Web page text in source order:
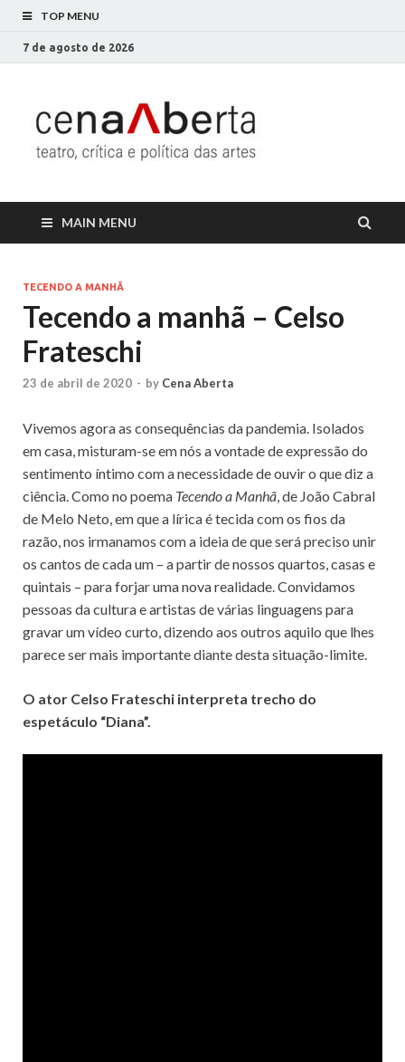
TOP MENU
7 de agosto de 2026
MAIN MENU
TECENDO A MANHÃ
Tecendo a manhã – Celso
Frateschi
23 de abril de 2020 - by Cena Aberta
Vivemos agora as consequências da pandemia. Isolados
em casa, misturam-se em nós a vontade de expressão do
sentimento íntimo com a necessidade de ouvir o que diz a
ciência. Como no poema Tecendo a Manhã, de João Cabral
de Melo Neto, em que a lírica é tecida com os fios da
razão, nos irmanamos com a ideia de que será preciso unir
os cantos de cada um – a partir de nossos quartos, casas e
quintais – para forjar uma nova realidade. Convidamos
pessoas da cultura e artistas de várias linguagens para
gravar um vídeo curto, dizendo aos outros aquilo que lhes
parece ser mais importante diante desta situação-limite.
O ator Celso Frateschi interpreta trecho do
espetáculo “Diana”.